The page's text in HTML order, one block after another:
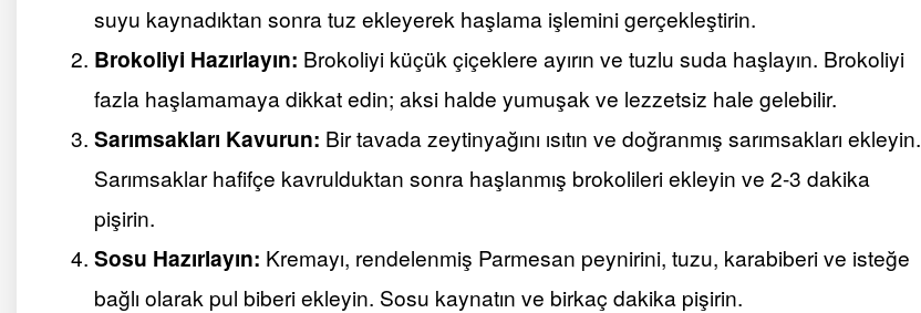
suyu kaynadıktan sonra tuz ekleyerek haşlama işlemini gerçekleştirin.
Brokoliyi Hazırlayın: Brokoliyi küçük çiçeklere ayırın ve tuzlu suda haşlayın. Brokoliyi
fazla haşlamamaya dikkat edin; aksi halde yumuşak ve lezzetsiz hale gelebilir.
Sarımsakları Kavurun: Bir tavada zeytinyağını ısıtın ve doğranmış sarımsakları ekleyin.
Sarımsaklar hafifçe kavrulduktan sonra haşlanmış brokolileri ekleyin ve 2-3 dakika
pişirin.
Sosu Hazırlayın: Kremayı, rendelenmiş Parmesan peynirini, tuzu, karabiberi ve isteğe
bağlı olarak pul biberi ekleyin. Sosu kaynatın ve birkaç dakika pişirin.